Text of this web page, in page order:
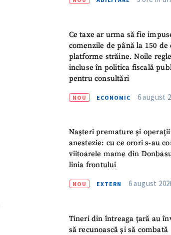
Ce taxe ar urma să fie
comenzile de până la 150 de
platforme străine. Noile
incluse în politica fiscală
pentru consultări
NOU ECONOMIC 6 august
Nașteri premature și
anestezie: cu ce orori s-au
viitoarele mame din
linia frontului
NOU EXTERN 6 august
Tineri din întreaga țară au
să recunoască și să combată
+ Numele meu
Am citit și sunt de acord cupolitica de